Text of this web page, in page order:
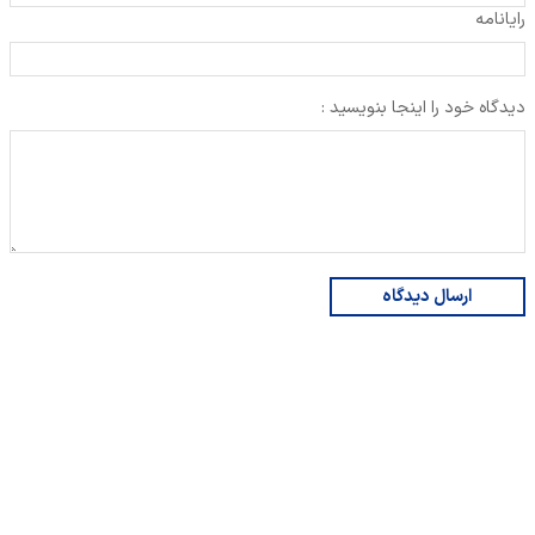
رایانامه
دیدگاه خود را اینجا بنویسید :
ارسال دیدگاه